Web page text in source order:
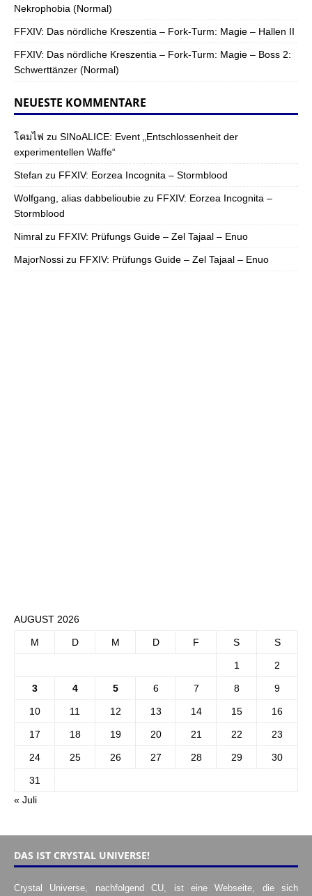
Nekrophobia (Normal)
FFXIV: Das nördliche Kreszentia – Fork-Turm: Magie – Hallen II
FFXIV: Das nördliche Kreszentia – Fork-Turm: Magie – Boss 2:
Schwerttänzer (Normal)
NEUESTE KOMMENTARE
โคมไฟ zu SINoALICE: Event „Entschlossenheit der
experimentellen Waffe“
Stefan zu FFXIV: Eorzea Incognita – Stormblood
Wolfgang, alias dabbelioubie zu FFXIV: Eorzea Incognita –
Stormblood
Nimral zu FFXIV: Prüfungs Guide – Zel Tajaal – Enuo
MajorNossi zu FFXIV: Prüfungs Guide – Zel Tajaal – Enuo
AUGUST 2026
M D M D F S S
1 2
3 4 5 6 7 8 9
10 11 12 13 14 15 16
17 18 19 20 21 22 23
24 25 26 27 28 29 30
31
« Juli
DAS IST CRYSTAL UNIVERSE!
Crystal Universe, nachfolgend CU, ist eine Webseite, die sich